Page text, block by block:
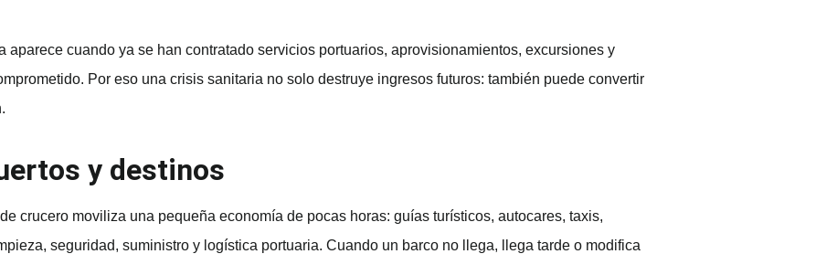
cuando ya se han contratado servicios portuarios, aprovisionamientos, excursiones y
Por eso una crisis sanitaria no solo destruye ingresos futuros: también puede convertir
y destinos
crucero moviliza una pequeña economía de pocas horas: guías turísticos, autocares, taxis,
seguridad, suministro y logística portuaria. Cuando un barco no llega, llega tarde o modifica